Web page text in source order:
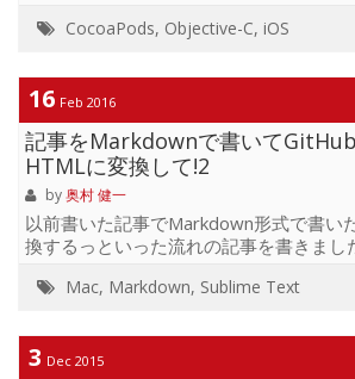
Libraryを作成するにはxcodebuildを利
グると山程出るのでそちらにお任せしま
中でCocoapodsを利用している場合です
用していてもxcodebuildを使って出力す
たがもっと簡単な手法があったのでご紹
cocoapods-package...
CocoaPods, Objective-C, iOS
16 Feb 2016
記事をMarkdownで書いて
HTMLに変換して!2
by奥村 健一
以前書いた記事でMarkdown形式で書い
換するっといった流れの記事を書きまし
てHTMLに変換して! 前回記事を書いて
な!っと思ったのでついでに最近のMD事
ィタとかも調べてみたら下記なプラグイ
Mac, Markdown, Sublime Text
3 Dec 2015